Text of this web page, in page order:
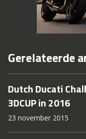
Gerelateerde
Dutch Ducati
3DCUP in 2016
23 november 2015